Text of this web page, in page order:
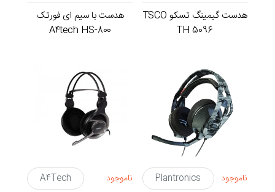
هدست گیمینگ تسکو TSCO
TH 5096
هدست با سیم ای فورتک
A4tech HS-800
ناموجود Plantronics ناموجود A4Tech